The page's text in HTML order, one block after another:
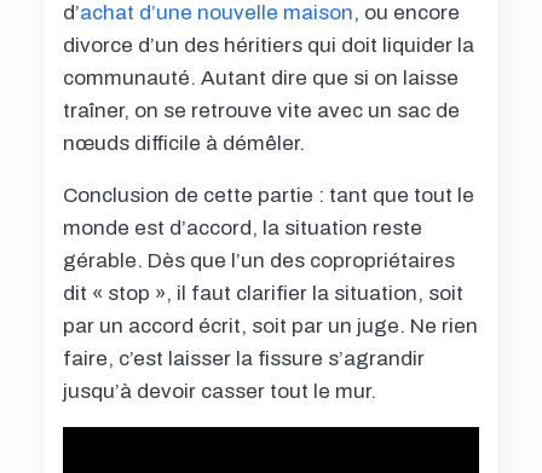
d’achat d’une nouvelle maison, ou encore
divorce d’un des héritiers qui doit liquider la
communauté. Autant dire que si on laisse
traîner, on se retrouve vite avec un sac de
nœuds difficile à démêler.
Conclusion de cette partie : tant que tout le
monde est d’accord, la situation reste
gérable. Dès que l’un des copropriétaires
dit « stop », il faut clarifier la situation, soit
par un accord écrit, soit par un juge. Ne rien
faire, c’est laisser la fissure s’agrandir
jusqu’à devoir casser tout le mur.